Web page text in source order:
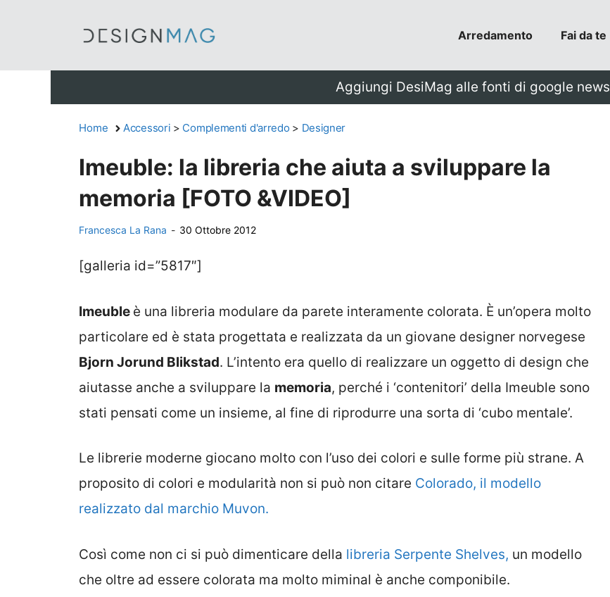
Arredamento Fai da te
Aggiungi DesiMag alle fonti di google news
Home Accessori > Complementi d'arredo > Designer
Imeuble: la libreria che aiuta a sviluppare la
memoria [FOTO &VIDEO]
Francesca La Rana - 30 Ottobre 2012
[galleria id=”5817″]
Imeuble è una libreria modulare da parete interamente colorata. È un’opera molto
particolare ed è stata progettata e realizzata da un giovane designer norvegese
Bjorn Jorund Blikstad. L’intento era quello di realizzare un oggetto di design che
aiutasse anche a sviluppare la memoria, perché i ‘contenitori’ della Imeuble sono
stati pensati come un insieme, al fine di riprodurre una sorta di ‘cubo mentale’.
Le librerie moderne giocano molto con l’uso dei colori e sulle forme più strane. A
proposito di colori e modularità non si può non citare Colorado, il modello
realizzato dal marchio Muvon.
Così come non ci si può dimenticare della libreria Serpente Shelves, un modello
che oltre ad essere colorata ma molto miminal è anche componibile.